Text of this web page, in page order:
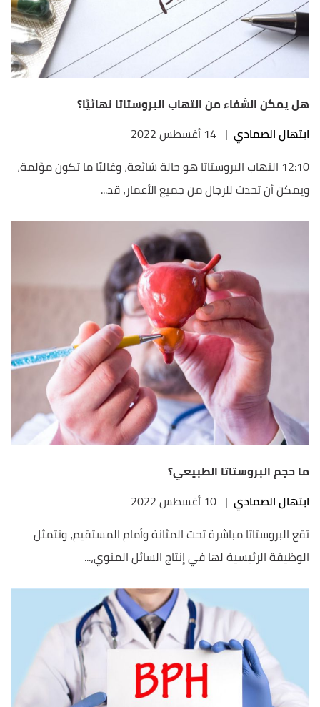
هل يمكن الشفاء من التهاب البروستاتا نهائيًا؟
ابتهال الصمادي | 14 أغسطس 2022
12:10 التهاب البروستاتا هو حالة شائعة، وغالبًا ما تكون مؤلمة،
ويمكن أن تحدث للرجال من جميع الأعمار، قد...
ما حجم البروستاتا الطبيعي؟
ابتهال الصمادي | 10 أغسطس 2022
تقع البروستاتا مباشرة تحت المثانة وأمام المستقيم، وتتمثل
الوظيفة الرئيسية لها في إنتاج السائل المنوي،...